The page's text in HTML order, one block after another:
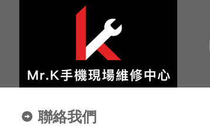
聯絡我們